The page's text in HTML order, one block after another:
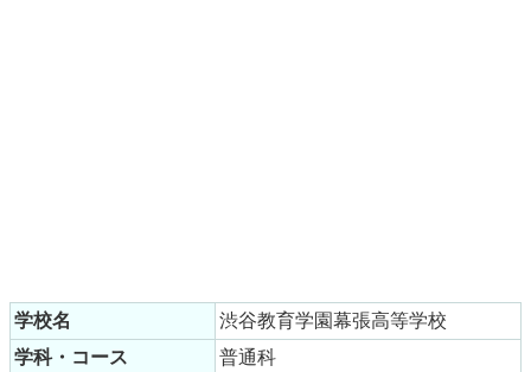
学校名
渋谷教育学園幕張高等学校
学科・コース
普通科